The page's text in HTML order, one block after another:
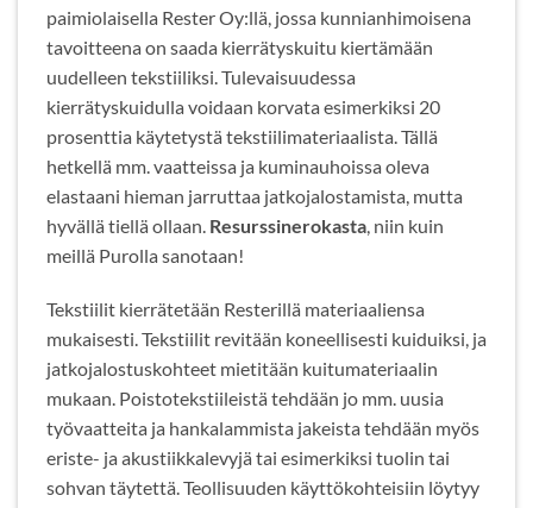
paimiolaisella Rester Oy:llä, jossa kunnianhimoisena
tavoitteena on saada kierrätyskuitu kiertämään
uudelleen tekstiiliksi. Tulevaisuudessa
kierrätyskuidulla voidaan korvata esimerkiksi 20
prosenttia käytetystä tekstiilimateriaalista. Tällä
hetkellä mm. vaatteissa ja kuminauhoissa oleva
elastaani hieman jarruttaa jatkojalostamista, mutta
hyvällä tiellä ollaan. Resurssinerokasta , niin kuin
meillä Purolla sanotaan!
Tekstiilit kierrätetään Resterillä materiaaliensa
mukaisesti. Tekstiilit revitään koneellisesti kuiduiksi, ja
jatkojalostuskohteet mietitään kuitumateriaalin
mukaan. Poistotekstiileistä tehdään jo mm. uusia
työvaatteita ja hankalammista jakeista tehdään myös
eriste- ja akustiikkalevyjä tai esimerkiksi tuolin tai
sohvan täytettä. Teollisuuden käyttökohteisiin löytyy